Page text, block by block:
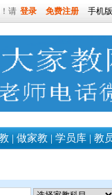
请 登录 免费注册 手机版
| 做家教 | 学员库 | 教